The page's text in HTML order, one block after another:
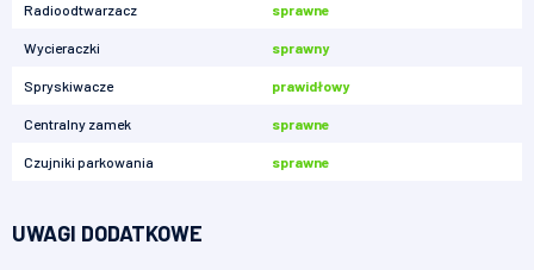
Radioodtwarzacz sprawne
Wycieraczki sprawny
Spryskiwacze prawidłowy
Centralny zamek sprawne
Czujniki parkowania sprawne
UWAGI DODATKOWE